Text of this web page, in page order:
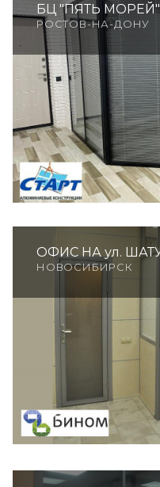
БЦ "ПЯТЬ МОРЕЙ"
РОСТОВ-НА-ДОНУ
ОФИС НА ул.
НОВОСИБИРСК